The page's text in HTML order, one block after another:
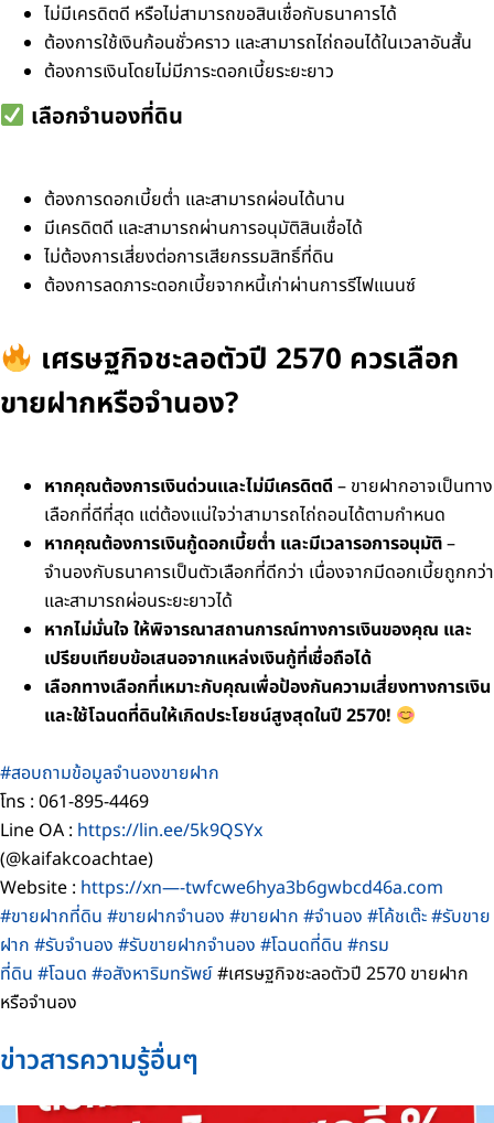
ไม่มีเครดิตดี หรือไม่สามารถขอสินเชื่อกับธนาคารได้
ต้องการใช้เงินก้อนชั่วคราว และสามารถไถ่ถอนได้ในเวลาอันสั้น
ต้องการเงินโดยไม่มีภาระดอกเบี้ยระยะยาว
เลือกจำนองที่ดิน
ต้องการดอกเบี้ยต่ำ และสามารถผ่อนได้นาน
มีเครดิตดี และสามารถผ่านการอนุมัติสินเชื่อได้
ไม่ต้องการเสี่ยงต่อการเสียกรรมสิทธิ์ที่ดิน
ต้องการลดภาระดอกเบี้ยจากหนี้เก่าผ่านการรีไฟแนนซ์
เศรษฐกิจชะลอตัวปี 2570 ควรเลือก
ขายฝากหรือจำนอง?
หากคุณต้องการเงินด่วนและไม่มีเครดิตดี – ขายฝากอาจเป็นทาง
เลือกที่ดีที่สุด แต่ต้องแน่ใจว่าสามารถไถ่ถอนได้ตามกำหนด
หากคุณต้องการเงินกู้ดอกเบี้ยต่ำ และมีเวลารอการอนุมัติ–
จำนองกับธนาคารเป็นตัวเลือกที่ดีกว่า เนื่องจากมีดอกเบี้ยถูกกว่า
และสามารถผ่อนระยะยาวได้
หากไม่มั่นใจ ให้พิจารณาสถานการณ์ทางการเงินของคุณ และ
เปรียบเทียบข้อเสนอจากแหล่งเงินกู้ที่เชื่อถือได้
เลือกทางเลือกที่เหมาะกับคุณเพื่อป้องกันความเสี่ยงทางการเงิน
และใช้โฉนดที่ดินให้เกิดประโยชน์สูงสุดในปี 2570!
#สอบถามข้อมูลจำนองขายฝาก
โทร : 061-895-4469
Line OA : https://lin.ee/5k9QSYx
(@kaifakcoachtae)
Website : https://xn—-twfcwe6hya3b6gwbcd46a.com
#ขายฝากที่ดิน #ขายฝากจำนอง #ขายฝาก #จำนอง #โค้ชเต๊ะ#รับขาย
ฝาก #รับจำนอง #รับขายฝากจำนอง #โฉนดที่ดิน #กรม
ที่ดิน #โฉนด #อสังหาริมทรัพย์#เศรษฐกิจชะลอตัวปี 2570 ขายฝาก
หรือจำนอง
ข่าวสารความรู้อื่นๆ